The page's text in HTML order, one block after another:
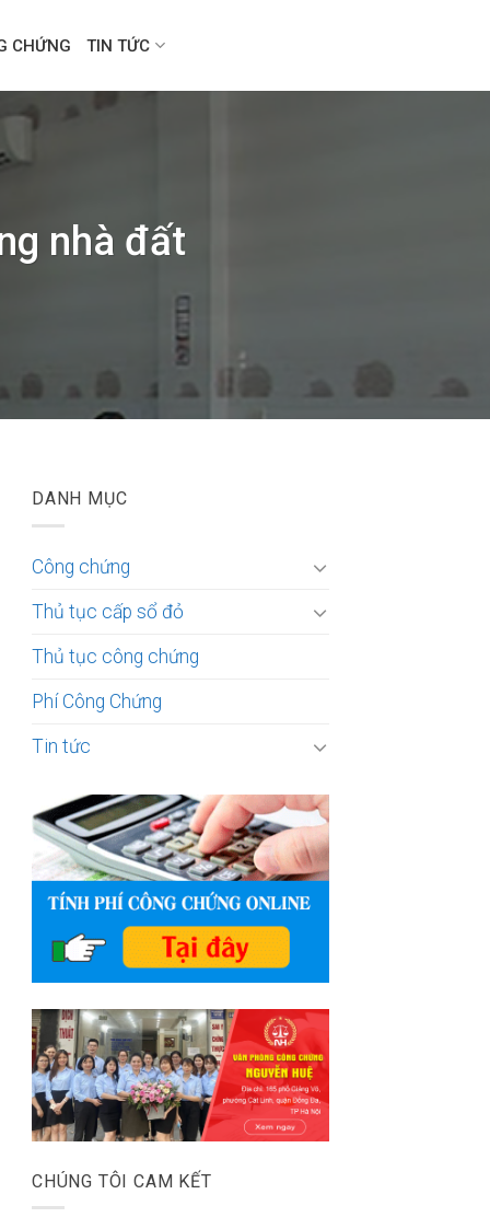
CHỨNG TIN TỨC
nhà đất
DANH MỤC
Công chứng
Thủ tục cấp sổ đỏ
Thủ tục công chứng
Phí Công Chứng
Tin tức
CHÚNG TÔI CAM KẾT